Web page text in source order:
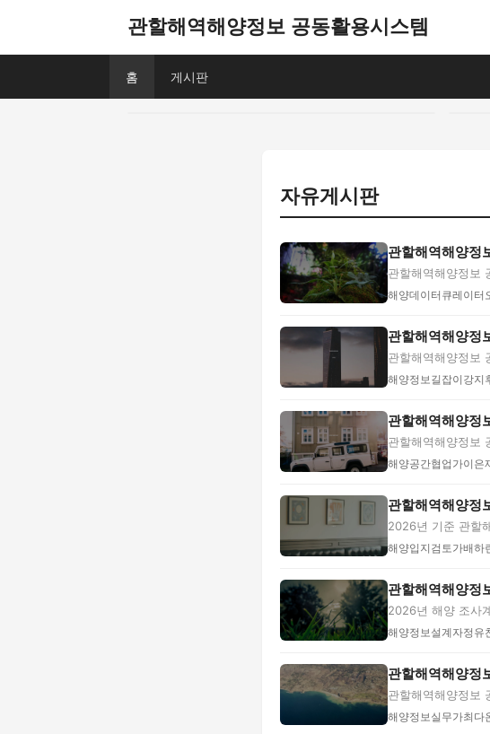
관할해역해양정보 공동활용시스템
홈 게시판
자유게시판
관할해역해양정
관할해역해양정보
리...
해양데이터큐레이터
관할해역해양정
관할해역해양정보
이...
해양정보길잡이강지
관할해역해양정
관할해역해양정보
도...
해양공간협업가이은
관할해역해양정
2026년 기준 관할
수...
해양입지검토가배하
관할해역해양정
2026년 해양 조사
관...
해양정보설계자정유
관할해역해양정
관할해역해양정보
업...
해양정보실무가최다